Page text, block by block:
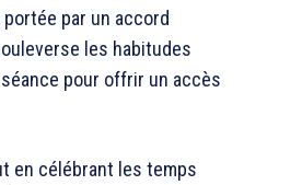
par un accord
les habitudes
pour offrir un accès
en célébrant les temps